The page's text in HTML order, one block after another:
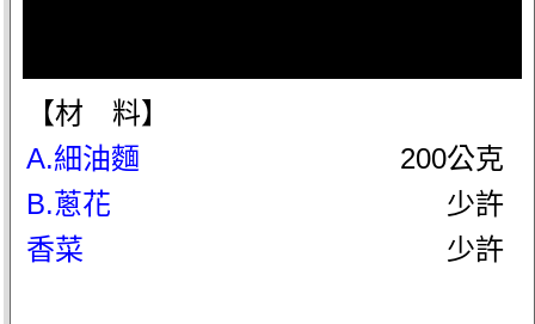
【材 料】
A.細油麵
200公克
B.蔥花
少許
香菜
少許